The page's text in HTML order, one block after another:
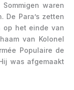
waren
Para’s zetten
op het einde van
van Kolonel
Populaire de
was afgemaakt